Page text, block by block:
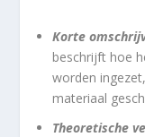
Korte
beschrijft hoe
worden
materiaal
Theoretische